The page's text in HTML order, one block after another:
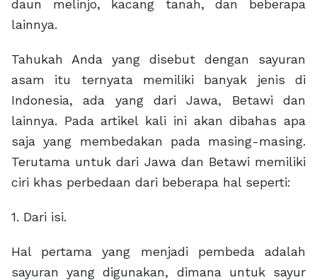
daun melinjo, kacang tanah, dan beberapa
lainnya.
Tahukah Anda yang disebut dengan sayuran
asam itu ternyata memiliki banyak jenis di
Indonesia, ada yang dari Jawa, Betawi dan
lainnya. Pada artikel kali ini akan dibahas apa
saja yang membedakan pada masing-masing.
Terutama untuk dari Jawa dan Betawi memiliki
ciri khas perbedaan dari beberapa hal seperti:
1. Dari isi.
Hal pertama yang menjadi pembeda adalah
sayuran yang digunakan, dimana untuk sayur